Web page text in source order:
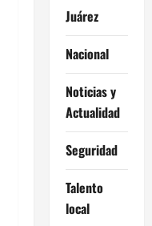
Juárez
Nacional
Noticias y
Actualidad
Seguridad
Talento
local